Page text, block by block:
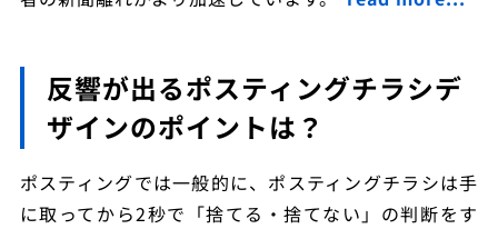
反響が出るポスティングチラシデ
ザインのポイントは？
ポスティングでは一般的に、ポスティングチラシは手
に取ってから2秒で「捨てる・捨てない」の判断をす